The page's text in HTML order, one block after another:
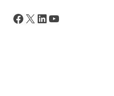
Facebook
X LinkedIn
YouTube